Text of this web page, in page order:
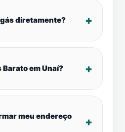
diretamente?
em Unaí?
meu endereço